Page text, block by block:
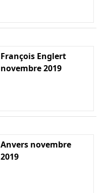
François Englert
novembre 2019
Anvers novembre
2019